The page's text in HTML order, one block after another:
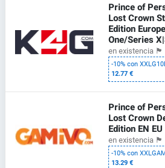
Prince of
Lost Crown
Edition
One/Series
en existencia 🏴
-10% con
12.77 €
Prince of
Lost Crown
Edition EN EU
en existencia 🏴
-10% con
13.29 €